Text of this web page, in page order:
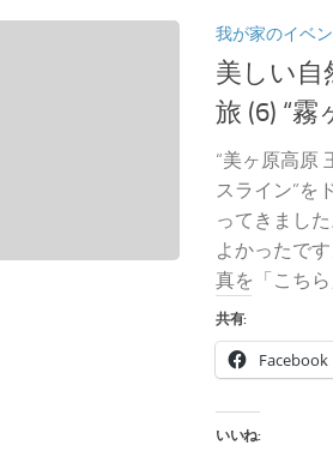
我が家のイベ
美しい自
旅 (6) “霧
“美ヶ原高原
スライン”を
ってきまし
よかったで
真を「こちら
共有:
Facebook
いいね: